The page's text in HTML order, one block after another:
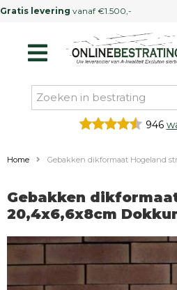
Kleinere
946
Home Gebakken dikformaat Hogeland
Gebakken
20,4x6,6x8cm